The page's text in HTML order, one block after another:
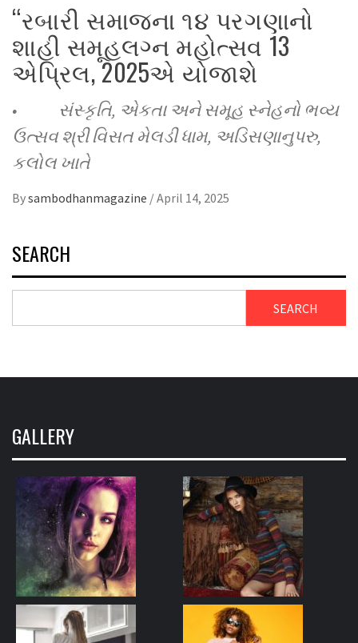
“રબારી સમાજના ૧૪ પરગણાનો
શાહી સમૂહલગ્ન મહોત્સવ 13
એપ્રિલ, 2025એ યોજાશે
• સંસ્કૃતિ, એકતા અને સમૂહ સ્નેહનો ભવ્ય
ઉત્સવ શ્રી વિસત મેલડી ધામ, અડિસણાનુપરુ,
કલોલ ખાતે
Bysambodhanmagazine /April 14, 2025
SEARCH
SEARCH
GALLERY